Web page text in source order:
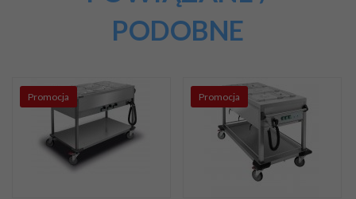
PODOBNE
Promocja Promocja